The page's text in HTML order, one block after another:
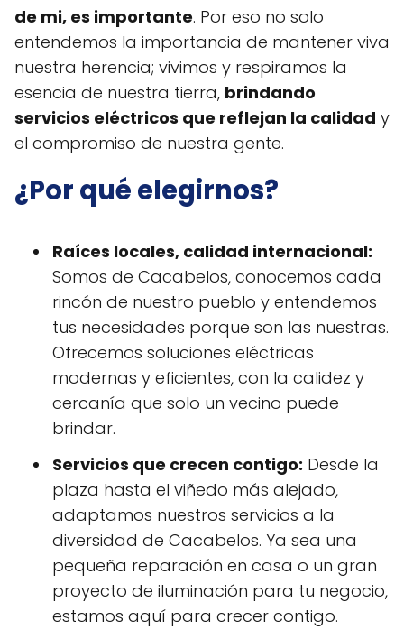
de mi, es importante. Por eso no solo
entendemos la importancia de mantener viva
nuestra herencia; vivimos y respiramos la
esencia de nuestra tierra, brindando
servicios eléctricos que reflejan la calidad y
el compromiso de nuestra gente.
¿Por qué elegirnos?
Raíces locales, calidad internacional:
Somos de Cacabelos, conocemos cada
rincón de nuestro pueblo y entendemos
tus necesidades porque son las nuestras.
Ofrecemos soluciones eléctricas
modernas y eficientes, con la calidez y
cercanía que solo un vecino puede
brindar.
Servicios que crecen contigo: Desde la
plaza hasta el viñedo más alejado,
adaptamos nuestros servicios a la
diversidad de Cacabelos. Ya sea una
pequeña reparación en casa o un gran
proyecto de iluminación para tu negocio,
estamos aquí para crecer contigo.